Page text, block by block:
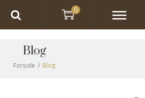
Blog
Forside / Blog
0